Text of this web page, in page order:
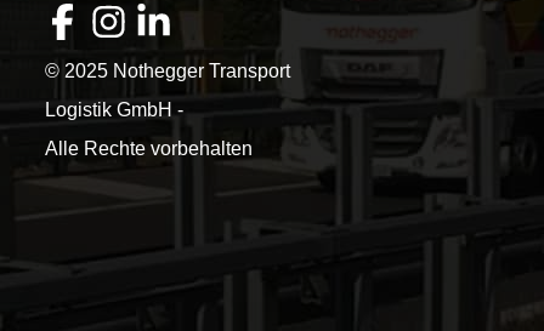
© 2025 Nothegger Transport
Logistik GmbH -
Alle Rechte vorbehalten